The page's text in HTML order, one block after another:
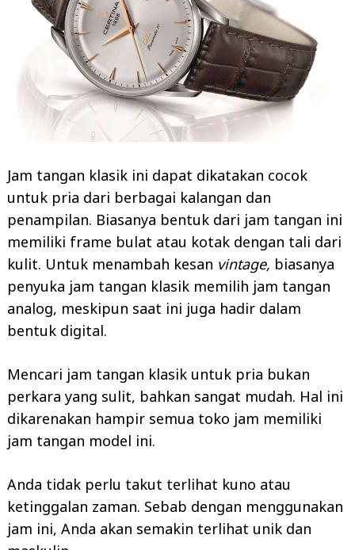
Jam tangan klasik ini dapat dikatakan cocok
untuk pria dari berbagai kalangan dan
penampilan. Biasanya bentuk dari jam tangan ini
memiliki frame bulat atau kotak dengan tali dari
kulit. Untuk menambah kesan vintage, biasanya
penyuka jam tangan klasik memilih jam tangan
analog, meskipun saat ini juga hadir dalam
bentuk digital.
Mencari jam tangan klasik untuk pria bukan
perkara yang sulit, bahkan sangat mudah. Hal ini
dikarenakan hampir semua toko jam memiliki
jam tangan model ini.
Anda tidak perlu takut terlihat kuno atau
ketinggalan zaman. Sebab dengan menggunakan
jam ini, Anda akan semakin terlihat unik dan